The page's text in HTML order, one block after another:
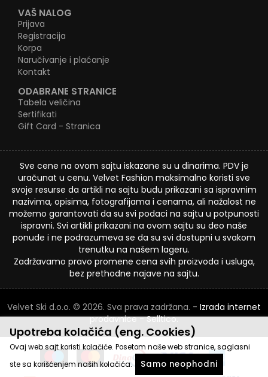
VAŠ NALOG
Prijava
Registracija
Korpa
Naručivanje i plaćanje
Kontakt
ODABRANE STRANICE
Tabela veličina
Sertifikati
Gift Card - Stranica
Sve cene na ovom sajtu iskazane su u dinarima. PDV je
uračunat u cenu. Velvet Fashion maksimalno koristi sve
svoje resurse da artikli na sajtu budu prikazani sa ispravnim
nazivima, opisima, fotografijama i cenama, ali nažalost ne
možemo garantovati da su svi podaci na sajtu u potpunosti
ispravni. Svi artikli prikazani na ovom sajtu su deo naše
ponude i ne podrazumeva se da su svi dostupni u svakom
trenutku na našem lageru.
Zadržavamo pravo promene cena svih proizvoda i usluga,
bez prethodne najave na sajtu.
Velvet Ski d.o.o. © 2026. Sva prava zadržana. - Izrada internet
prodavnice-Selltico.
Upotreba kolačića (eng. Cookies)
Ovaj web sajt koristi kolačiće. Posetom naše web stranice, saglasni
ste sa korišćenjem naših kolačića.
Samo neophodni